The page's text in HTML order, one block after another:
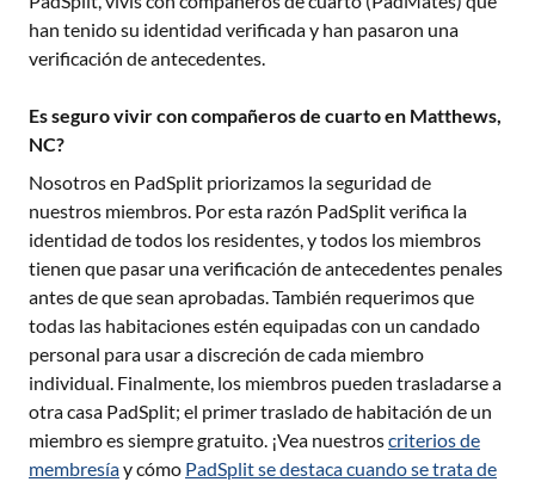
han tenido su identidad verificada y han pasaron una
verificación de antecedentes.
Es seguro vivir con compañeros de cuarto en Matthews,
NC?
Nosotros en PadSplit priorizamos la seguridad de
nuestros miembros. Por esta razón PadSplit verifica la
identidad de todos los residentes, y todos los miembros
tienen que pasar una verificación de antecedentes penales
antes de que sean aprobadas. También requerimos que
todas las habitaciones estén equipadas con un candado
personal para usar a discreción de cada miembro
individual. Finalmente, los miembros pueden trasladarse a
otra casa PadSplit; el primer traslado de habitación de un
miembro es siempre gratuito. ¡Vea nuestroscriterios de
membresíay cómo PadSplit se destaca cuando se trata de